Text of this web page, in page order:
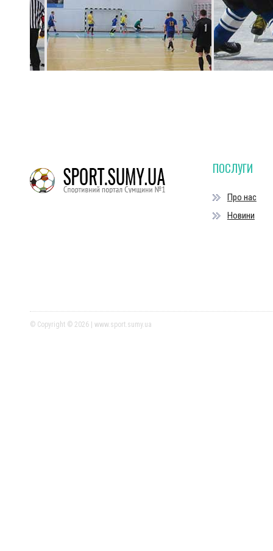
ПОСЛУГИ
Про нас
Новини
© Copyright © 2026 | www.sport.sumy.ua